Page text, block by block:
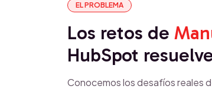
EL PROBLEMA
Los retos de
HubSpot
Conocemos los desafíos reales